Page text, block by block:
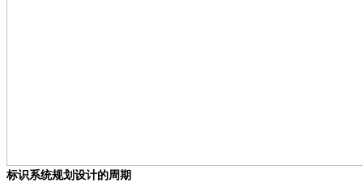
标识系统规划设计的周期